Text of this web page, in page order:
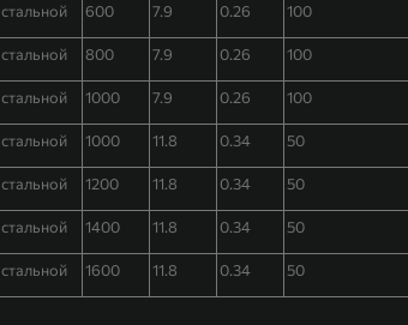
стальной 600 7.9 0.26 100
стальной 800 7.9 0.26 100
стальной 1000 7.9 0.26 100
стальной 1000 11.8 0.34 50
стальной 1200 11.8 0.34 50
стальной 1400 11.8 0.34 50
стальной 1600 11.8 0.34 50